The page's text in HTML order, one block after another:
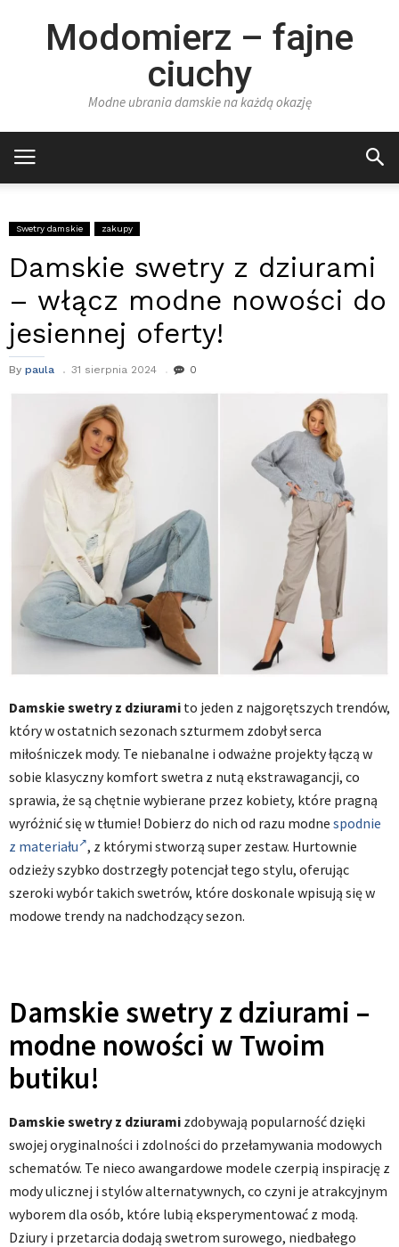
Modomierz – fajne
ciuchy
Modne ubrania damskie na każdą okazję
Swetry damskie zakupy
Damskie swetry z dziurami
– włącz modne nowości do
jesiennej oferty!
By paula 31 sierpnia 2024 0
Damskie swetry z dziurami to jeden z najgorętszych trendów,
który w ostatnich sezonach szturmem zdobył serca
miłośniczek mody. Te niebanalne i odważne projekty łączą w
sobie klasyczny komfort swetra z nutą ekstrawagancji, co
sprawia, że są chętnie wybierane przez kobiety, które pragną
wyróżnić się w tłumie! Dobierz do nich od razu modne spodnie
z materiału , z którymi stworzą super zestaw. Hurtownie
odzieży szybko dostrzegły potencjał tego stylu, oferując
szeroki wybór takich swetrów, które doskonale wpisują się w
modowe trendy na nadchodzący sezon.
Damskie swetry z dziurami –
modne nowości w Twoim
butiku!
Damskie swetry z dziurami zdobywają popularność dzięki
swojej oryginalności i zdolności do przełamywania modowych
schematów. Te nieco awangardowe modele czerpią inspirację z
mody ulicznej i stylów alternatywnych, co czyni je atrakcyjnym
wyborem dla osób, które lubią eksperymentować z modą.
Dziury i przetarcia dodają swetrom surowego, niedbałego